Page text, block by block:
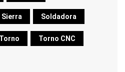
Sierra Soldadora
Torno Torno CNC